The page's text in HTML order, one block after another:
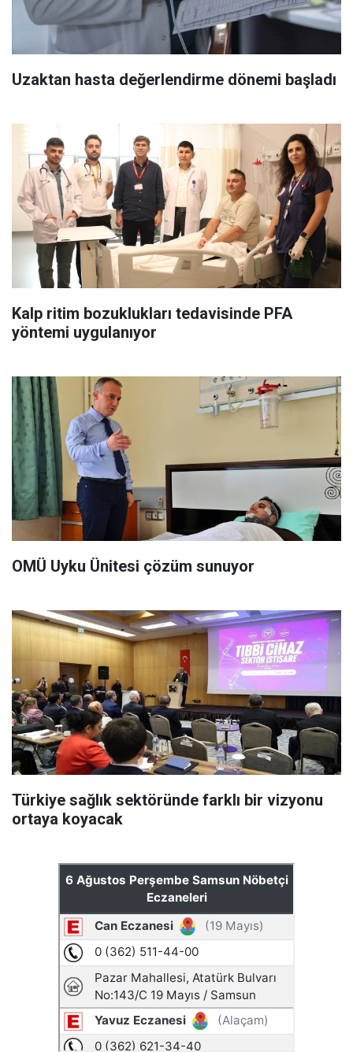
Uzaktan hasta değerlendirme dönemi başladı
Kalp ritim bozuklukları tedavisinde PFA
yöntemi uygulanıyor
OMÜ Uyku Ünitesi çözüm sunuyor
Türkiye sağlık sektöründe farklı bir vizyonu
ortaya koyacak